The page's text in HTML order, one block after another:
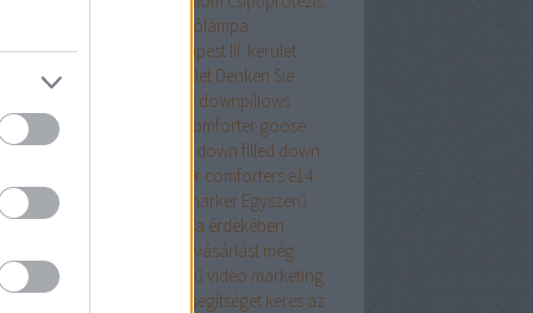
csiptetős olvasólámpa
csótányirtás Budapest III. kerület
Budapest XIII. kerület Denken Sie
downpillows
comforterqueen
down comforter goose
down comforter queen down filled down
duck feather comforters e14
e27 foglalat ecset rajzmarker Egyszerű
tanács az élete javítása érdekében
tanácsaink az online vásárlást még
teszik
Egyszerű videó marketing
mindenkinek
Egy kis segítséget keres az